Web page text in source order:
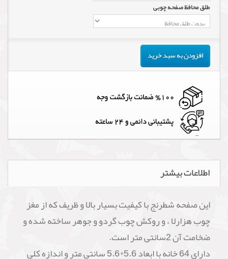
طلق محافظ صفحه چوبی
افزودن به سبد خرید
اطلاعات بیشتر
این صفحه شطرنج با کیفیت بسیار بالا و ظریف که از مغز
چوب هزارلا ، و روکش چوب گردو و جوهر ساخته شده و
ضخامت آن 2سانتی متر است.
دارای 64 خانه با ابعاد 5.6*5.6 سانتی متر و اندازه کلی